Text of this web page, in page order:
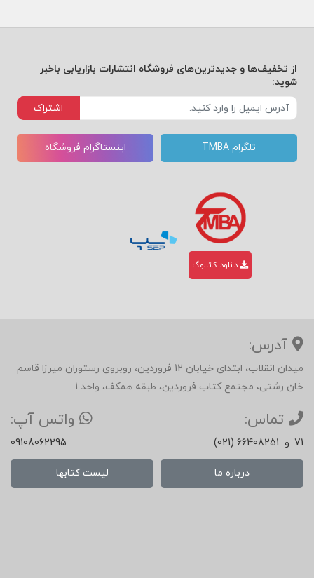
از تخفیف‌ها و جدیدترین‌های فروشگاه انتشارات بازاریابی باخبر
شوید:
اشتراک
تلگرام TMBA اینستاگرام فروشگاه
دانلود کاتالوگ
آدرس:
میدان انقلاب، ابتدای خیابان 12 فروردین، روبروی رستوران میرزا قاسم
خان رشتی، مجتمع کتاب فروردین، طبقه همکف، واحد 1
تماس:
(021) 66408251 و 71
واتس آپ:
09108062295
درباره ما لیست کتابها